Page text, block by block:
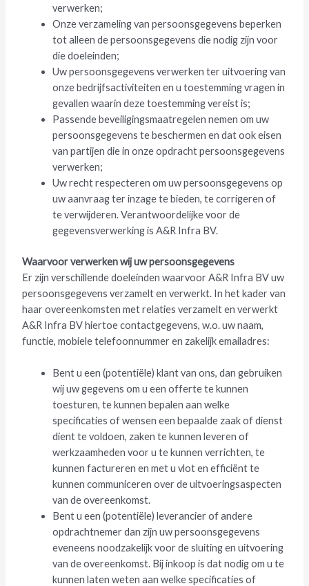
verwerken;
Onze verzameling van persoonsgegevens beperken
tot alleen de persoonsgegevens die nodig zijn voor
die doeleinden;
Uw persoonsgegevens verwerken ter uitvoering van
onze bedrijfsactiviteiten en u toestemming vragen in
gevallen waarin deze toestemming vereist is;
Passende beveiligingsmaatregelen nemen om uw
persoonsgegevens te beschermen en dat ook eisen
van partijen die in onze opdracht persoonsgegevens
verwerken;
Uw recht respecteren om uw persoonsgegevens op
uw aanvraag ter inzage te bieden, te corrigeren of
te verwijderen. Verantwoordelijke voor de
gegevensverwerking is A&R Infra BV.
Waarvoor verwerken wij uw persoonsgegevens
Er zijn verschillende doeleinden waarvoor A&R Infra BV uw
persoonsgegevens verzamelt en verwerkt. In het kader van
haar overeenkomsten met relaties verzamelt en verwerkt
A&R Infra BV hiertoe contactgegevens, w.o. uw naam,
functie, mobiele telefoonnummer en zakelijk emailadres:
Bent u een (potentiële) klant van ons, dan gebruiken
wij uw gegevens om u een offerte te kunnen
toesturen, te kunnen bepalen aan welke
specificaties of wensen een bepaalde zaak of dienst
dient te voldoen, zaken te kunnen leveren of
werkzaamheden voor u te kunnen verrichten, te
kunnen factureren en met u vlot en efficiënt te
kunnen communiceren over de uitvoeringsaspecten
van de overeenkomst.
Bent u een (potentiële) leverancier of andere
opdrachtnemer dan zijn uw persoonsgegevens
eveneens noodzakelijk voor de sluiting en uitvoering
van de overeenkomst. Bij inkoop is dat nodig om u te
kunnen laten weten aan welke specificaties of